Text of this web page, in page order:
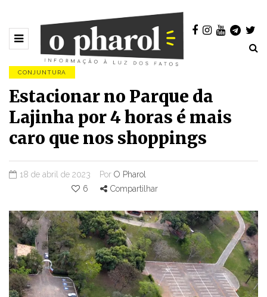
CONJUNTURA
Estacionar no Parque da
Lajinha por 4 horas é mais
caro que nos shoppings
18 de abril de 2023 Por O Pharol
6
Compartilhar